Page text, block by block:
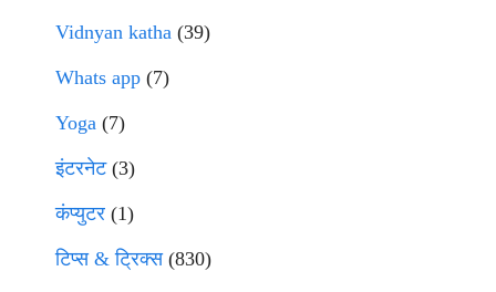
Vidnyan katha (39)
Whats app (7)
Yoga (7)
इंटरनेट(3)
कंप्युटर (1)
टिप्स & ट्रिक्स(830)